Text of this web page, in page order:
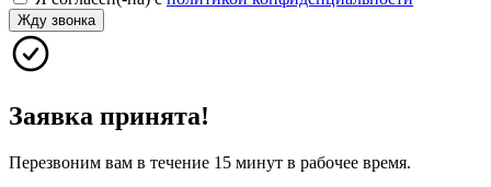
Жду звонка
Заявка принята!
Перезвоним вам в течение 15 минут в рабочее время.